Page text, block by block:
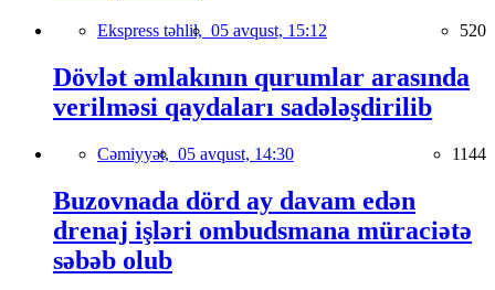
Ekspress təhlil, 05 avqust, 15:12 520
Dövlət əmlakının qurumlar arasında
verilməsi qaydaları sadələşdirilib
Cəmiyyət, 05 avqust, 14:30 1144
Buzovnada dörd ay davam edən
drenaj işləri ombudsmana müraciətə
səbəb olub